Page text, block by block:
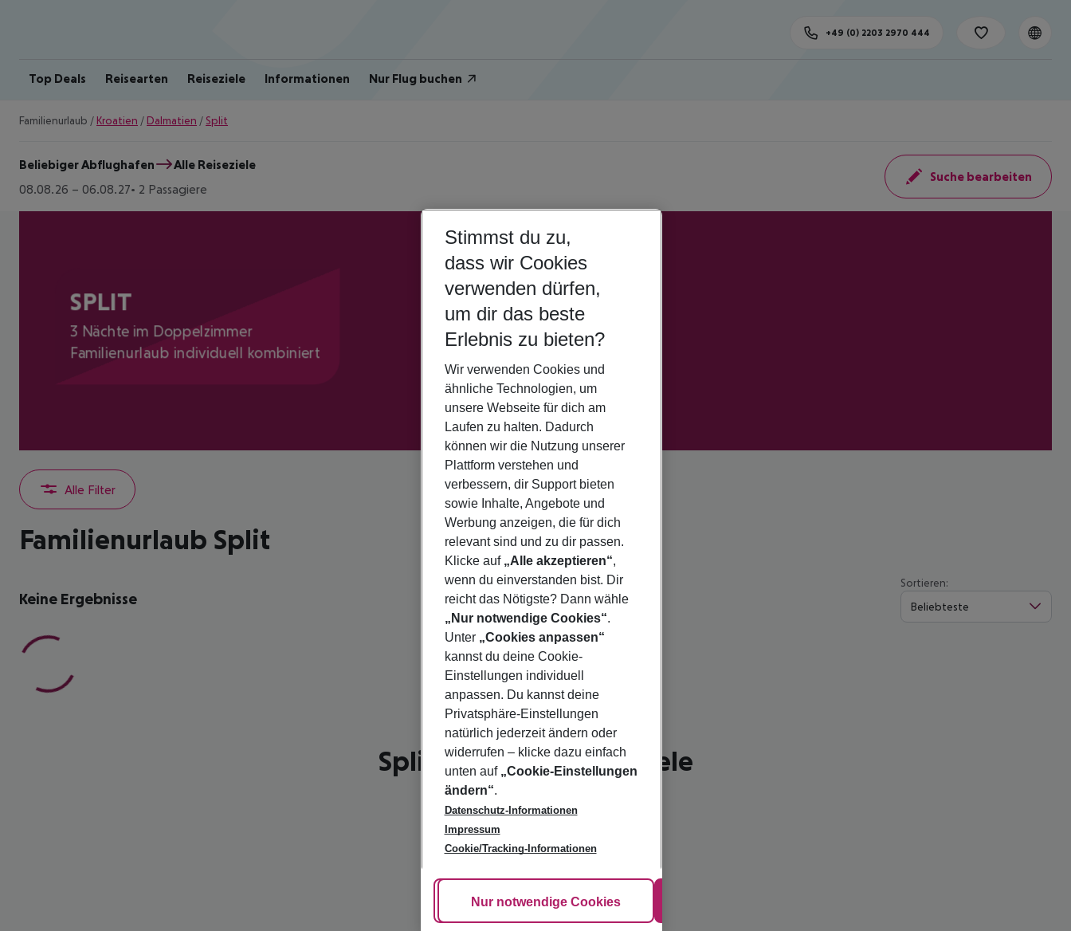
Top Deals Reisearten Reiseziele Informationen Nur Flug buchen
+49 (0) 2203 2970 444
Familienurlaub / Kroatien / Dalmatien / Split
Beliebiger Abflughafen
Alle Reiseziele
08.08.26 – 06.08.27 2 Passagiere
Suche bearbeiten
SPLIT
3 Nächte im Doppelzimmer
Familienurlaub individuell kombiniert
Alle Filter
Familienurlaub Split
Keine Ergebnisse
Sortieren:
Beliebteste
Split - schönste Reiseziele
Stimmst du zu,
dass wir Cookies
verwenden dürfen,
um dir das beste
Erlebnis zu bieten?
Wir verwenden Cookies und
ähnliche Technologien, um
unsere Webseite für dich am
Laufen zu halten. Dadurch
können wir die Nutzung unserer
Plattform verstehen und
verbessern, dir Support bieten
sowie Inhalte, Angebote und
Werbung anzeigen, die für dich
relevant sind und zu dir passen.
Klicke auf „Alle akzeptieren“,
wenn du einverstanden bist. Dir
reicht das Nötigste? Dann wähle
„Nur notwendige Cookies“.
Unter „Cookies anpassen“
kannst du deine Cookie-
Einstellungen individuell
anpassen. Du kannst deine
Privatsphäre-Einstellungen
natürlich jederzeit ändern oder
widerrufen – klicke dazu einfach
unten auf „Cookie-Einstellungen
ändern“.
Datenschutz-Informationen
Impressum
Cookie/Tracking-Informationen
Cookie anpassen
Nur notwendige Cookies